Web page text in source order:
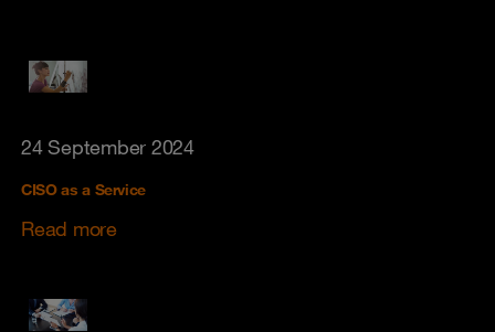
24 September 2024
CISO as a Service
Read more